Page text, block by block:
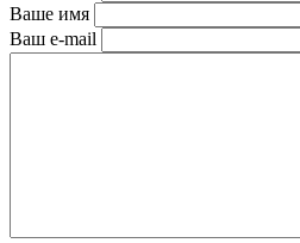
Ваше имя
Ваш e-mail